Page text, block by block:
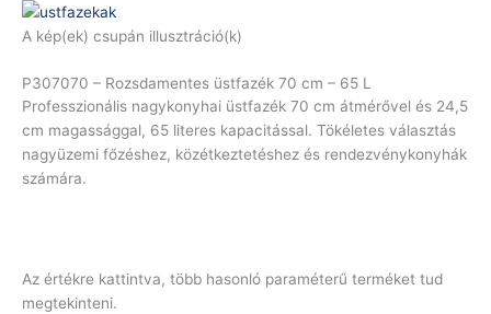
A kép(ek) csupán illusztráció(k)
P307070 – Rozsdamentes üstfazék 70 cm – 65 L
Professzionális nagykonyhai üstfazék 70 cm átmérővel és 24,5
cm magassággal, 65 literes kapacitással. Tökéletes választás
nagyüzemi főzéshez, közétkeztetéshez és rendezvénykonyhák
számára.
Az értékre kattintva, több hasonló paraméterű terméket tud
megtekinteni.